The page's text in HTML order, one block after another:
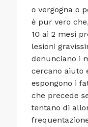
o vergogna o
è pur vero
10 ai 2 mesi
lesioni
denunciano i
cercano aiuto
espongono i
che precede
tentano di